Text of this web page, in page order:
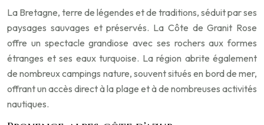
La Bretagne, terre de légendes et de traditions, séduit par ses
paysages sauvages et préservés. La Côte de Granit Rose
offre un spectacle grandiose avec ses rochers aux formes
étranges et ses eaux turquoise. La région abrite également
de nombreux campings nature, souvent situés en bord de mer,
offrant un accès direct à la plage et à de nombreuses activités
nautiques.